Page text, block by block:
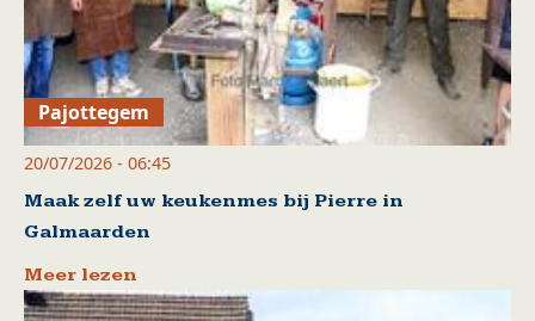
Pajottegem
20/07/2026 - 06:45
Maak zelf uw keukenmes bij Pierre in
Galmaarden
Meer lezen